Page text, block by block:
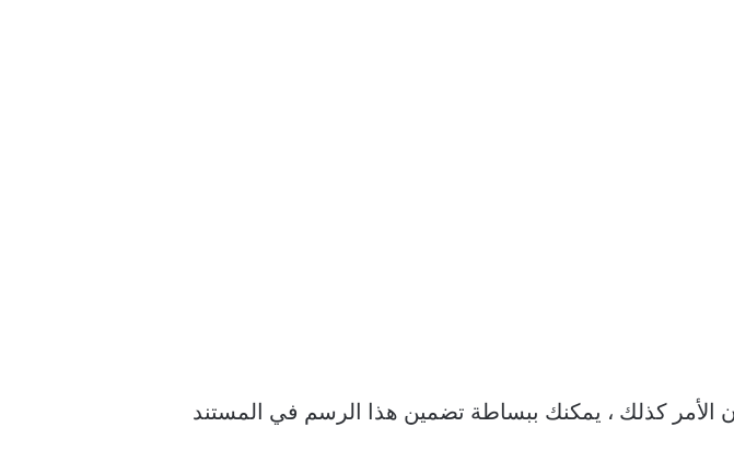
الأمر كذلك ، يمكنك ببساطة تضمين هذا الرسم في المستند